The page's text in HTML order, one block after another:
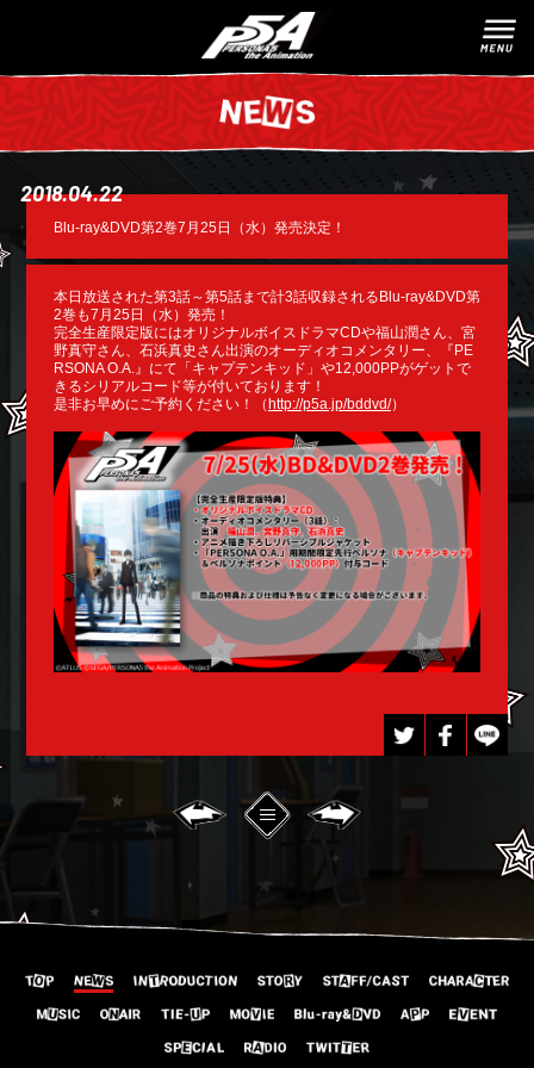
2018.04.22
Blu-ray&DVD第2巻7月25日（水）発売決定！
本日放送された第3話～第5話まで計3話収録されるBlu-ray&DVD第
2巻も7月25日（水）発売！
完全生産限定版にはオリジナルボイスドラマCDや福山潤さん、宮
野真守さん、石浜真史さん出演のオーディオコメンタリー、『PE
RSONA O.A.』にて「キャプテンキッド」や12,000PPがゲットで
きるシリアルコード等が付いております！
是非お早めにご予約ください！（http://p5a.jp/bddvd/）